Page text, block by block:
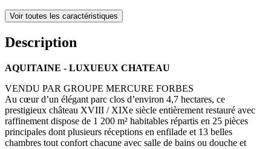
Voir toutes les caractéristiques
Description
AQUITAINE - LUXUEUX CHATEAU
VENDU PAR GROUPE MERCURE FORBES
Au cœur d’un élégant parc clos d’environ 4,7 hectares, ce
prestigieux château XVIII / XIXe siècle entièrement restauré avec
raffinement dispose de 1 200 m² habitables répartis en 25 pièces
principales dont plusieurs réceptions en enfilade et 13 belles
chambres tout confort chacune avec salle de bains ou douche et